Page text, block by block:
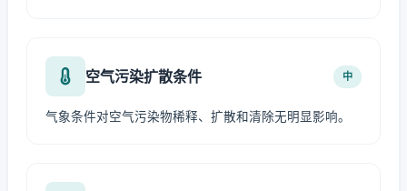
空气污染扩散条件 中
气象条件对空气污染物稀释、扩散和清除无明显影响。